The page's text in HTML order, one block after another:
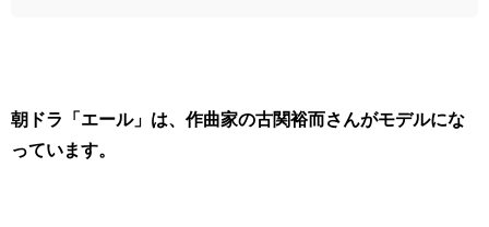
朝ドラ「エール」は、作曲家の古関裕而さんがモデルにな
っています。